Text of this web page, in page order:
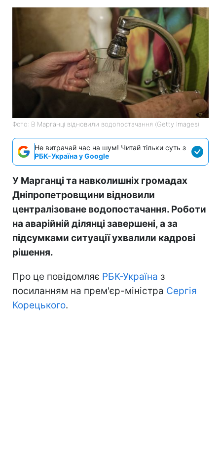
Фото: В Марганці відновили водопостачання (Getty Images)
Не витрачай час на шум! Читай тільки суть з
РБК-Україна у Google
У Марганці та навколишніх громадах
Дніпропетровщини відновили
централізоване водопостачання. Роботи
на аварійній ділянці завершені, а за
підсумками ситуації ухвалили кадрові
рішення.
Про це повідомляє РБК-Україна з
посиланням на прем'єр-міністра Сергія
Корецького.